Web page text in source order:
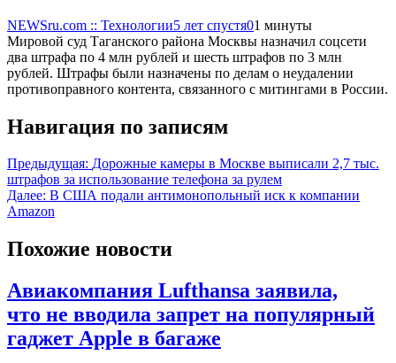
NEWSru.com :: Технологии5 лет спустя01 минуты
Мировой суд Таганского района Москвы назначил соцсети
два штрафа по 4 млн рублей и шесть штрафов по 3 млн
рублей. Штрафы были назначены по делам о неудалении
противоправного контента, связанного с митингами в России.
Навигация по записям
Предыдущая: Дорожные камеры в Москве выписали 2,7 тыс.
штрафов за использование телефона за рулем
Далее: В США подали антимонопольный иск к компании
Amazon
Похожие новости
Авиакомпания Lufthansa заявила,
что не вводила запрет на популярный
гаджет Apple в багаже